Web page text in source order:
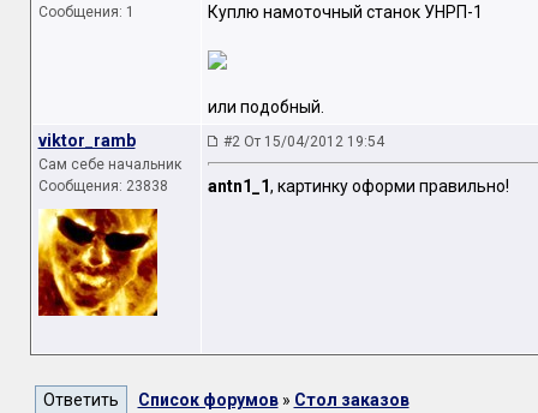
Сообщения: 1
Куплю намоточный станок УНРП-1
или подобный.
viktor_ramb
Сам себе начальник
Сообщения: 23838
#2 От 15/04/2012 19:54
antn1_1, картинку оформи правильно!
Список форумов» Стол заказов